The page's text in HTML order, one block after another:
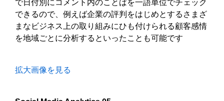
で日付別にコメント内のことばを一語単位でチェック
できるので、例えば企業の評判をはじめとするさまざ
まなビジネス上の取り組みにひも付けられる顧客感情
を地域ごとに分析するといったことも可能です
拡大画像を見る